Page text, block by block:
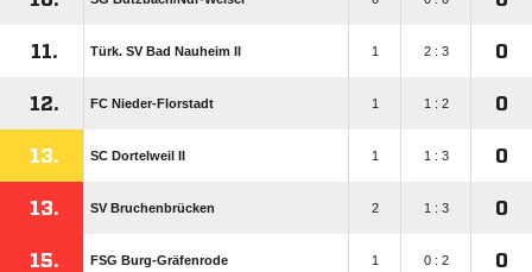
11. Türk. SV Bad Nauheim II 1 2 : 3 0
12. FC Nieder-Florstadt 1 1 : 2 0
13. SC Dortelweil II 1 1 : 3 0
13. SV Bruchenbrücken 2 1 : 3 0
15. FSG Burg-Gräfenrode 1 0 : 2 0